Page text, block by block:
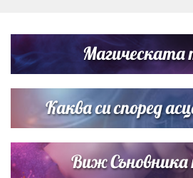
си деца на семейна морска
Звездна ваканция в Майорка:
Кортни Кокс и Джим Къртис
Магическата
Каква си според
Виж Съновника